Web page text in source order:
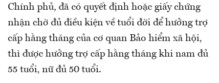
Chính phủ, đã có quyết định hoặc giấy chứng
nhận chờ đủ điều kiện về tuổi đời để hưởng trợ
cấp hằng tháng của cơ quan Bảo hiểm xã hội,
thì được hưởng trợ cấp hằng tháng khi nam đủ
55 tuổi, nữ đủ 50 tuổi.